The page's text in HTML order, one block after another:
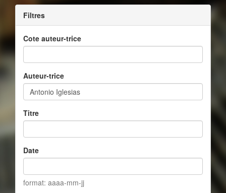
Filtres
Cote auteur-trice
Auteur-trice
Titre
Date
format: aaaa-mm-jj